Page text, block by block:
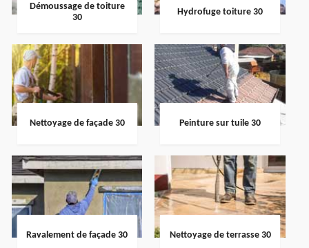
Démoussage de toiture
30
Hydrofuge toiture 30
Nettoyage de façade 30 Peinture sur tuile 30
Ravalement de façade 30 Nettoyage de terrasse 30